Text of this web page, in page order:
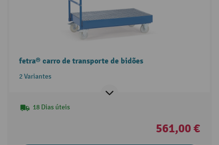
fetra® carro de transporte de bidões
2 Variantes
18 Dias úteis
561,00 €